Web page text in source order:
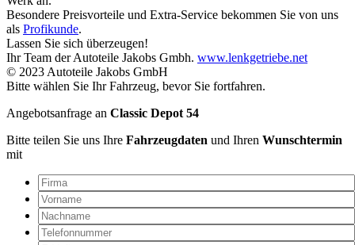
Besondere Preisvorteile und Extra-Service bekommen Sie von uns
als Profikunde.
Lassen Sie sich überzeugen!
Ihr Team der Autoteile Jakobs Gmbh. www.lenkgetriebe.net
© 2023 Autoteile Jakobs GmbH
Bitte wählen Sie Ihr Fahrzeug, bevor Sie fortfahren.
Angebotsanfrage an Classic Depot 54
Bitte teilen Sie uns Ihre Fahrzeugdaten und Ihren Wunschtermin
mit